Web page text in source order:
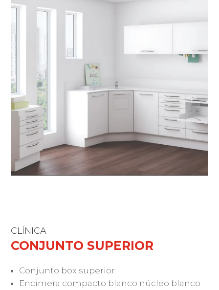
CLÍNICA
CONJUNTO SUPERIOR
Conjunto box superior
Encimera compacto blanco núcleo blanco